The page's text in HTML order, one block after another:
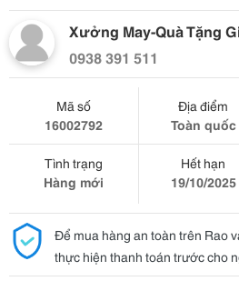
Xưởng May-Quà Tặng
0938 391 511
Mã số
16002792
Địa điểm
Toàn quốc
Tình trạng
Hàng mới
Hết hạn
19/10/2025
Để mua hàng an toàn trên Rao
thực hiện thanh toán trước cho